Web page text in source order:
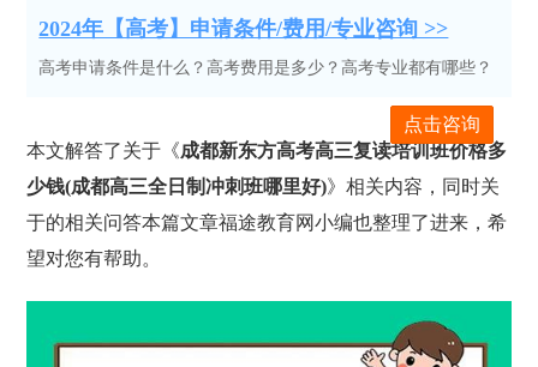
2024年【高考】申请条件/费用/专业咨询 >>
高考申请条件是什么？高考费用是多少？高考专业都有哪些？
点击咨询
本文解答了关于《成都新东方高考高三复读培训班价格多
少钱(成都高三全日制冲刺班哪里好)》相关内容，同时关
于的相关问答本篇文章福途教育网小编也整理了进来，希
望对您有帮助。